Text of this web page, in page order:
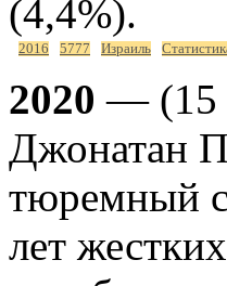
(4,4%).
2016 5777 Израиль
2020 — (15
Джонатан
тюремный
лет